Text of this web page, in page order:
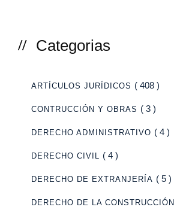
Categorias
ARTÍCULOS JURÍDICOS ( 408 )
CONTRUCCIÓN Y OBRAS ( 3 )
DERECHO ADMINISTRATIVO ( 4 )
DERECHO CIVIL ( 4 )
DERECHO DE EXTRANJERÍA ( 5 )
DERECHO DE LA CONSTRUCCIÓN